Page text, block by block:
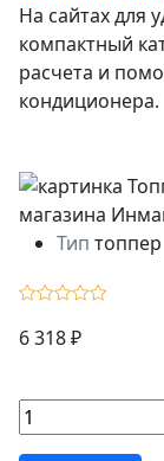
На сайтах для
компактный
расчета и
кондиционера.
Тип топпер
6 318 ₽